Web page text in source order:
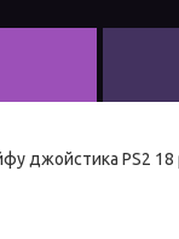
джойстика PS2 18